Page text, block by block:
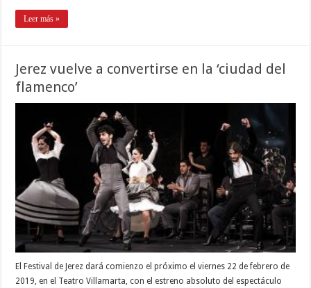
Leer más »
Jerez vuelve a convertirse en la ‘ciudad del
flamenco’
El Festival de Jerez dará comienzo el próximo el viernes 22 de febrero de
2019, en el Teatro Villamarta, con el estreno absoluto del espectáculo